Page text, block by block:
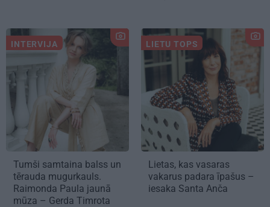
INTERVIJA
Tumši samtaina balss un
tērauda mugurkauls.
Raimonda Paula jaunā
mūza – Gerda Timrota
LIETU TOPS
Lietas, kas vasaras
vakarus padara īpašus –
iesaka Santa Anča